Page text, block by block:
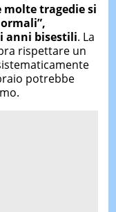
molte tragedie si
anni bisestili. La
rispettare un
potrebbe